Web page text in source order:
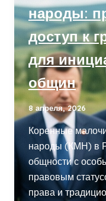
народы:
доступ к
для
общин
8 апреля, 2026
Коренные
народы (КМН) в
общности с
правовым
права и